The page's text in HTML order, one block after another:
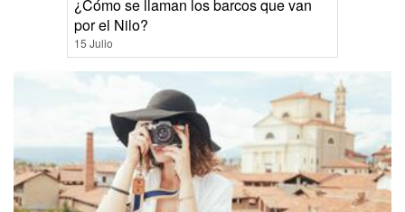
¿Cómo se llaman los barcos que van
por el Nilo?
15 Julio